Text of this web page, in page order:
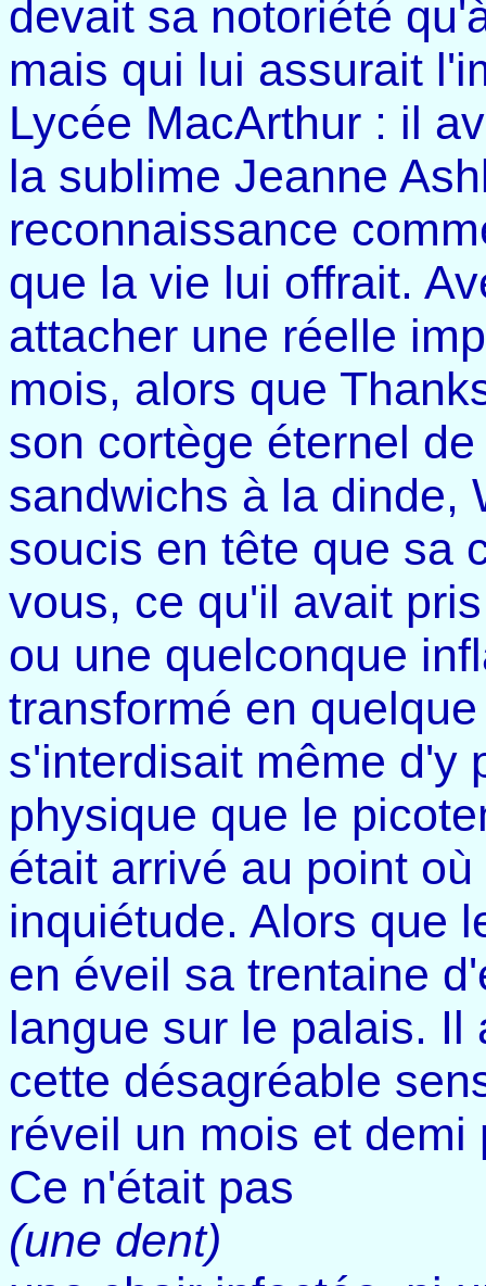
devait sa notoriété
mais qui lui assurait
Lycée MacArthur : il
la sublime Jeanne
reconnaissance
que la vie lui offrait.
attacher une réelle
mois, alors que
son cortège éternel
sandwichs à la dinde,
soucis en tête que sa
vous, ce qu'il avait
ou une quelconque
transformé en
s'interdisait même d'y
physique que le
était arrivé au point
inquiétude. Alors que
en éveil sa trentaine
langue sur le palais. Il
cette désagréable
réveil un mois et
Ce n'était pas
(une dent)